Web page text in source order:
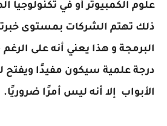
علوم الكمبيوتر أو في تكنولوجيا
ذلك تهتم الشركات بمستوى
البرمجة و هذا يعني أنه على
درجة علمية سيكون مفيدًا ويفتح
الأبواب إلا أنه ليس أمرًا ضروريًا.